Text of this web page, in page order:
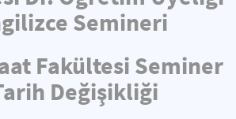
Semineri
Fakültesi Seminer
Değişikliği